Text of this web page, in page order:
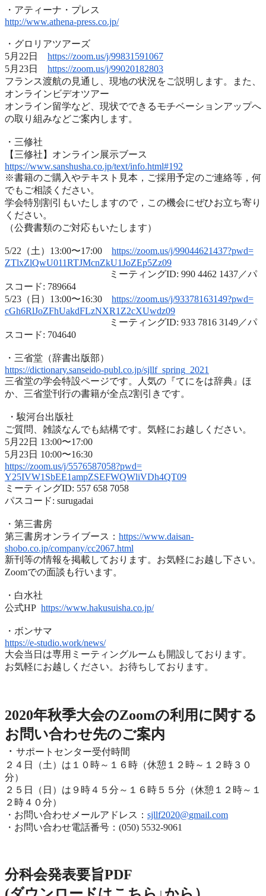
・アティーナ・プレス
http://www.athena-press.co.jp/
・グロリアツアーズ
5月22日 https://zoom.us/j/99831591067
5月23日 https://zoom.us/j/99020182803
フランス渡航の見通し、現地の状況をご説明します。また、
オンラインビデオツアー
オンライン留学など、 現状でできるモチベーションアップへ
の取り組みなどご案内します。
・三修社
【三修社】オンライン展示ブース
https://www.sanshusha.co.jp/text/info.html#192
※書籍のご購入やテキスト見本，ご採用予定のご連絡等， 何
でもご相談ください。
学会特別割引もいたしますので， この機会にぜひお立ち寄り
ください。
（公費書類のご対応もいたします）
5/22（土）13:00〜17:00 https://zoom.us/j/99044621437?pwd=
ZTlxZlQwU011RTJMcnZkU1JoZEp5Zz09
ミーティングID: 990 4462 1437／パ
スコード: 789664
5/23（日）13:00〜16:30 https://zoom.us/j/93378163149?pwd=
cGh6RlJoZFhUakdFLzNXR1Z2cXUwdz09
ミーティングID: 933 7816 3149／パ
スコード: 704640
・三省堂（辞書出版部）
https://dictionary.sanseido-publ.co.jp/sjllf_spring_2021
三省堂の学会特設ページです。人気の『てにをは辞典』ほ
か、 三省堂刊行の書籍が全点2割引きです。
・駿河台出版社
ご質問、雑談なんでも結構です。気軽にお越しください。
5月22日 13:00〜17:00
5月23日 10:00〜16:30
https://zoom.us/j/5576587058?pwd=
Y25IVW1SbEE1ampZSEFWQWliVDh4QT09
ミーティングID: 557 658 7058
パスコード: surugadai
・第三書房
第三書房オンライブース： https://www.daisan-
shobo.co.jp/company/cc2067.html
新刊等の情報を掲載しております。お気軽にお越し下さい。
Zoomでの面談も行います。
・白水社
公式HP https://www.hakusuisha.co.jp/
・ボンサマ
https://e-studio.work/news/
大会当日は専用ミーティングルームも開設しております。
お気軽にお越しください。お待ちしております。
2020年秋季大会のZoomの利用に関する
お問い合わせ先のご案内
・ サポートセンター受付時間
２４日（土）は１０時～１６時（休憩１２時～１２時３０
分）
２５日（日）は９時４５分～１６時５５分（休憩１２時～ １
２時４０分）
・お問い合わせメールアドレス： sjllf2020@gmail.com
・お問い合わせ電話番号：(050) 5532-9061
分科会発表要旨PDF